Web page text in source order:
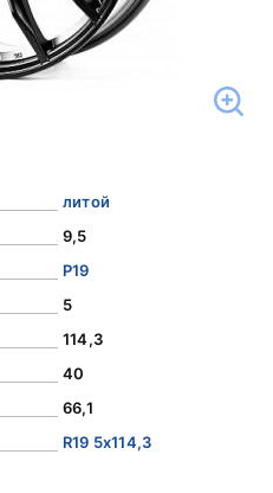
литой
9,5
Р19
5
114,3
40
66,1
R19 5x114,3